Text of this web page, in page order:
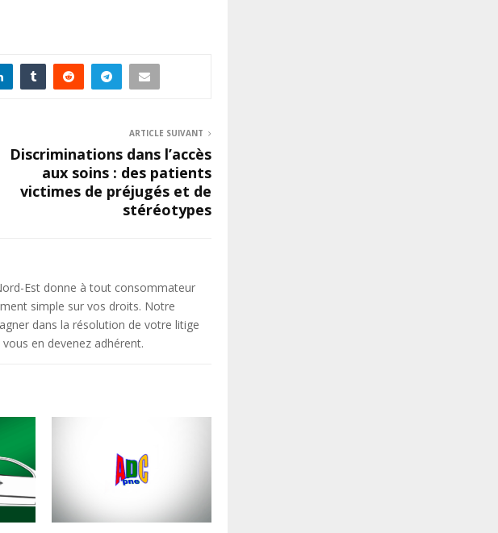
ARTICLE SUIVANT
Discriminations dans l’accès
aux soins : des patients
victimes de préjugés et de
stéréotypes
Est donne à tout consommateur
simple sur vos droits. Notre
dans la résolution de votre litige
en devenez adhérent.